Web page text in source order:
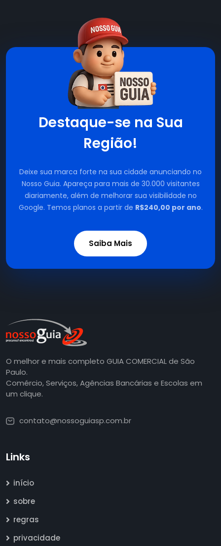
Destaque-se na Sua
Região!
Deixe sua marca forte na sua cidade anunciando no
Nosso Guia. Apareça para mais de 30.000 visitantes
diariamente, além de melhorar sua visibilidade no
Google. Temos planos a partir de R$240,00 por ano.
Saiba Mais
O melhor e mais completo GUIA COMERCIAL de São
Paulo.
Comércio, Serviços, Agências Bancárias e Escolas em
um clique.
contato@nossoguiasp.com.br
Links
início
sobre
regras
privacidade